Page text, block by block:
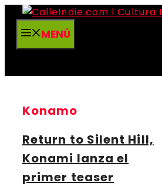
Saltar
contenidoMENÚ
Konamo
Return to Silent Hill,
Konami lanza el
primer teaser